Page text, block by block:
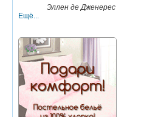
Эллен де Дженерес
Ещё...